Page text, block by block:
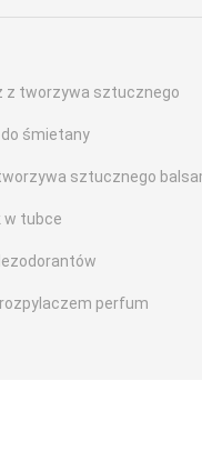
z tworzywa sztucznego
do śmietany
sztucznego
w tubce
perfum